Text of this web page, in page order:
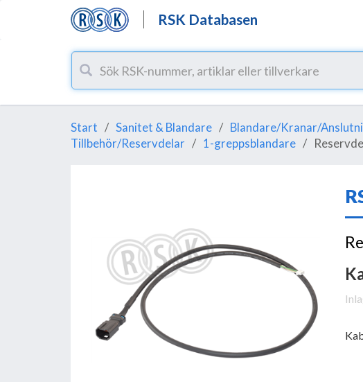
RSK Databasen
Start Sanitet & Blandare
Blandare/Kranar/
Tillbehör/Reservdelar
1-greppsblandare